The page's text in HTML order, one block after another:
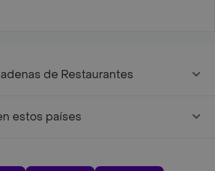
de Restaurantes
estos países